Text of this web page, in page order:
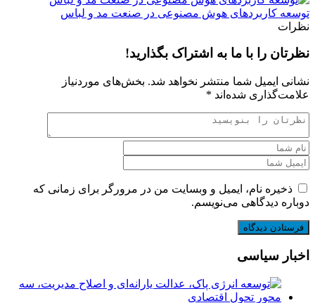
توسعه کاربردهای هوش مصنوعی در صنعت مد و لباس
نظرات
نظرتان را با ما به اشتراک بگذارید!
نشانی ایمیل شما منتشر نخواهد شد. بخش‌های موردنیاز
علامت‌گذاری شده‌اند *
ذخیره نام، ایمیل و وبسایت من در مرورگر برای زمانی که
دوباره دیدگاهی می‌نویسم.
اخبار سیاسی